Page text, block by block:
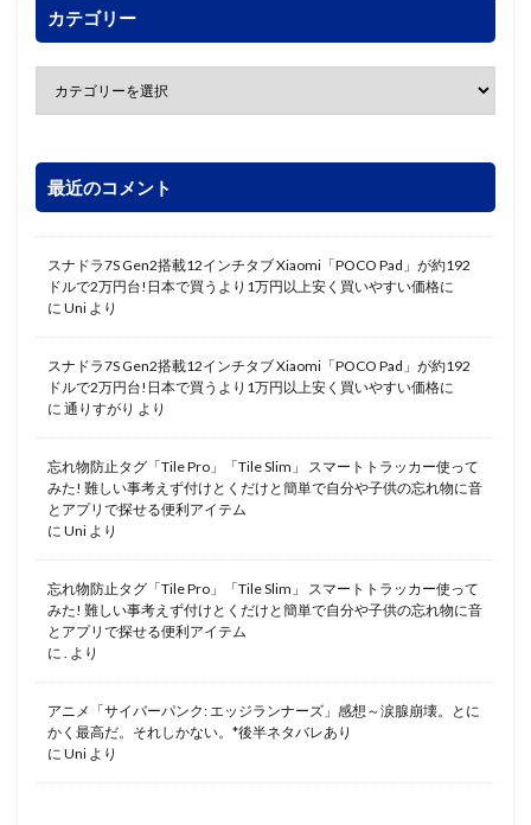
カテゴリー
最近のコメント
スナドラ7S Gen2搭載12インチタブ Xiaomi「POCO Pad」が約192
ドルで2万円台!日本で買うより1万円以上安く買いやすい価格に
に Uni より
スナドラ7S Gen2搭載12インチタブ Xiaomi「POCO Pad」が約192
ドルで2万円台!日本で買うより1万円以上安く買いやすい価格に
に 通りすがり より
忘れ物防止タグ「Tile Pro」「Tile Slim」 スマートトラッカー使って
みた! 難しい事考えず付けとくだけと簡単で自分や子供の忘れ物に音
とアプリで探せる便利アイテム
に Uni より
忘れ物防止タグ「Tile Pro」「Tile Slim」 スマートトラッカー使って
みた! 難しい事考えず付けとくだけと簡単で自分や子供の忘れ物に音
とアプリで探せる便利アイテム
に . より
アニメ「サイバーパンク: エッジランナーズ」感想～涙腺崩壊。とに
かく最高だ。それしかない。*後半ネタバレあり
に Uni より